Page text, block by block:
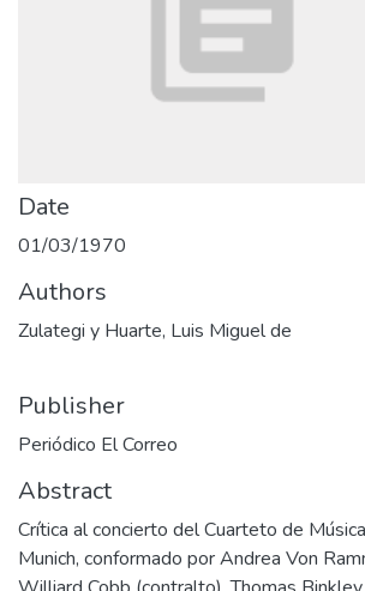
Date
01/03/1970
Authors
Zulategi y Huarte, Luis Miguel de
Publisher
Periódico El Correo
Abstract
Crítica al concierto del Cuarteto de
Munich, conformado por Andrea Von